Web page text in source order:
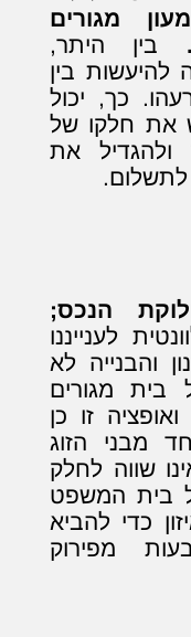
מגורים
בין היתר,
להיעשות בין
כך, יכול
את חלקו של
ולהגדיל את
לתשלום.
לענייננו
והבנייה לא
בית מגורים
זו כן
מבני הזוג
שווה לחלק
בית המשפט
כדי להביא
מפירוק